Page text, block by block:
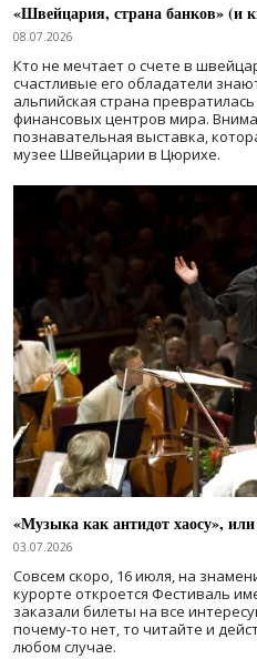
«Швейцария, страна банков» (и
08.07.2026
Кто не мечтает о счете в
счастливые его обладатели
альпийская страна
финансовых центров мира.
познавательная выставка,
музее Швейцарии в Цюрихе.
«Музыка как антидот хаосу»,
03.07.2026
Совсем скоро, 16 июля, на
курорте откроется Фестиваль
заказали билеты на все
почему-то нет, то читайте и
любом случае.